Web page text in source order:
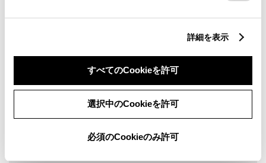
詳細を表示
すべてのCookieを許可
選択中のCookieを許可
必須のCookieのみ許可
フリードリンク
車検・整備・メンテナンス取